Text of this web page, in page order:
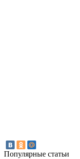
Популярные статьи